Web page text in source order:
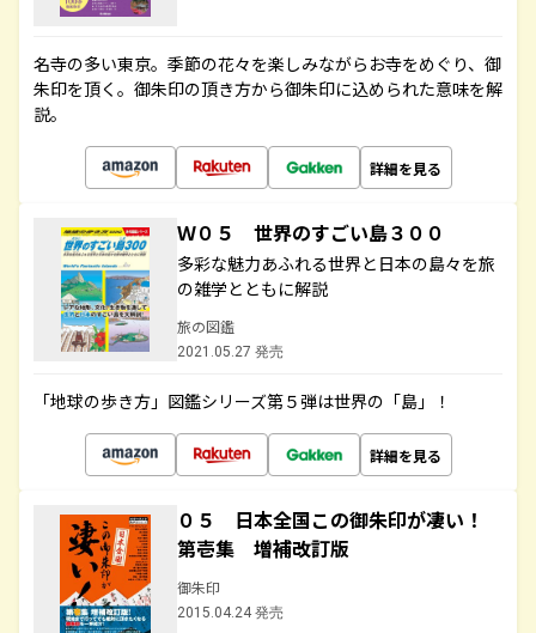
名寺の多い東京。季節の花々を楽しみながらお寺をめぐり、御
朱印を頂く。御朱印の頂き方から御朱印に込められた意味を解
説。
詳細を見る
Ｗ０５ 世界のすごい島３００
多彩な魅力あふれる世界と日本の島々を旅
の雑学とともに解説
旅の図鑑
2021.05.27 発売
「地球の歩き方」図鑑シリーズ第５弾は世界の「島」！
詳細を見る
０５ 日本全国この御朱印が凄い！
第壱集 増補改訂版
御朱印
2015.04.24 発売